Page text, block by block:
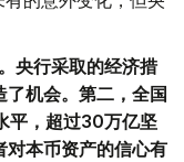
央行采取的经济措
机会。第二，全国
平，超过30万亿坚
对本币资产的信心有